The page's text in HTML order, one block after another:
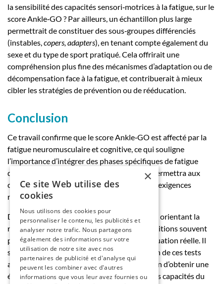
la sensibilité des capacités sensori‑motrices à la fatigue, sur le
score Ankle‑GO ? Par ailleurs, un échantillon plus large
permettrait de constituer des sous‑groupes différenciés
(instables,copers, adapters), en tenant compte également du
sexe et du type de sport pratiqué. Cela offrirait une
compréhension plus fine des mécanismes d’adaptation ou de
décompensation face à la fatigue, et contribuerait à mieux
cibler les stratégies de prévention ou de rééducation.
Conclusion
Ce travail confirme que le score Ankle‑GO est affecté par la
fatigue neuromusculaire et cognitive, ce qui souligne
l’importance d’intégrer des phases spécifiques de fatigue
dans les programmes de rééducation. Cela permettra aux
cliniciens de mieux préparer les patients aux exigences
réelles du retour au sport.
De plus, la majorité des évaluations cliniques orientant la
reprise sportive sont réalisées dans des conditions souvent
plus favorables que celles rencontrées en situation réelle. Il
serait donc pertinent d’envisager la passation de ces tests
après un protocole induisant de la fatigue afin d’obtenir une
évaluation plus complète et fonctionnelle des capacités du
×
Ce site Web utilise des
cookies
Nous utilisons des cookies pour
personnaliser le contenu, les publicités et
analyser notre trafic. Nous partageons
également des informations sur votre
utilisation de notre site avec nos
partenaires de publicité et d'analyse qui
peuvent les combiner avec d'autres
informations que vous leur avez fournies ou